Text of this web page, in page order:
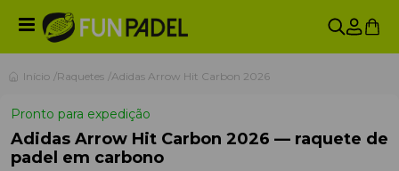
Início Raquetes Adidas Arrow Hit Carbon 2026
Pronto para expedição
Adidas Arrow Hit Carbon 2026 — raquete de
padel em carbono